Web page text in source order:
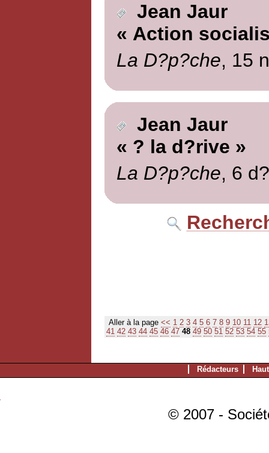
Jean Jaur
« Action
La D?p?che, 15
Jean Jaur
« ? la d?rive »
La D?p?che, 6
Aller à la page << 1 2 3 4 5 6 7 8 9 10 11 12
41 42 43 44 45 46 47 48 49 50 51 52 53 54 55
Rédacteurs
© 2007 -